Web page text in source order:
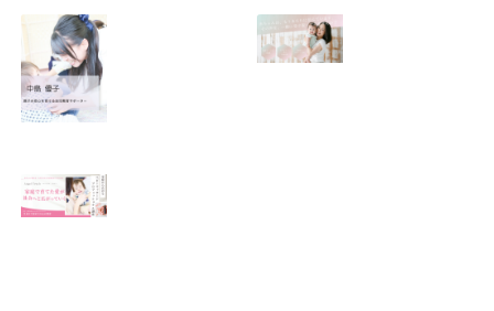
2026.01.11 2026.01.08
りますように
2026.01.06